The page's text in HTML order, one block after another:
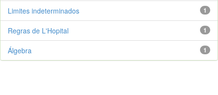
1
Limites indeterminados
1
Regras de L'Hopital
1
Álgebra